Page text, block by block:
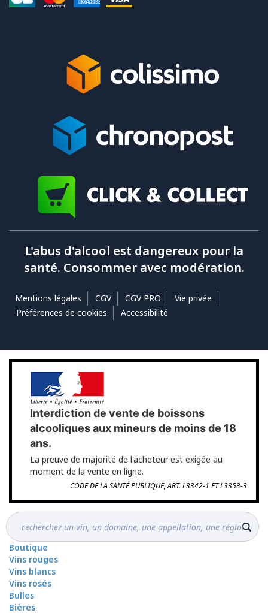
L'abus d'alcool est dangereux pour la
santé. Consommer avec modération.
Mentions légales CGV CGV PRO
Vie privée
Préférences de cookies
Accessibilité
Interdiction de vente de boissons
alcooliques aux mineurs de moins de 18
ans.
La preuve de majorité de l'acheteur est exigée au
moment de la vente en ligne.
CODE DE LA SANTÉ PUBLIQUE, ART. L3342-1 ET L3353-3
Boutique
Vins rouges
Vins blancs
Vins rosés
Bulles
Bières